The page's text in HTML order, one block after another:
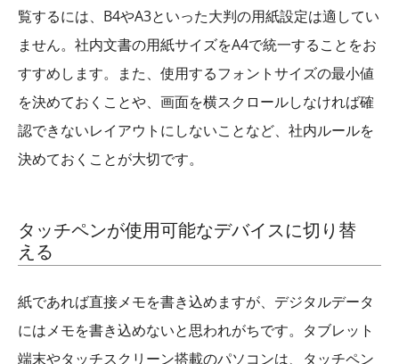
覧するには、B4やA3といった大判の用紙設定は適してい
ません。社内文書の用紙サイズをA4で統一することをお
すすめします。また、使用するフォントサイズの最小値
を決めておくことや、画面を横スクロールしなければ確
認できないレイアウトにしないことなど、社内ルールを
決めておくことが大切です。
タッチペンが使用可能なデバイスに切り替
える
紙であれば直接メモを書き込めますが、デジタルデータ
にはメモを書き込めないと思われがちです。タブレット
端末やタッチスクリーン搭載のパソコンは、タッチペン